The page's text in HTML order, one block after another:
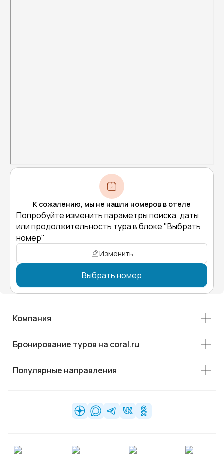
К сожалению, мы не нашли номеров в отеле
Попробуйте изменить параметры поиска, даты
или продолжительность тура в блоке "Выбрать
номер"
Изменить
Выбрать номер
Компания
Бронирование туров на coral.ru
Популярные направления